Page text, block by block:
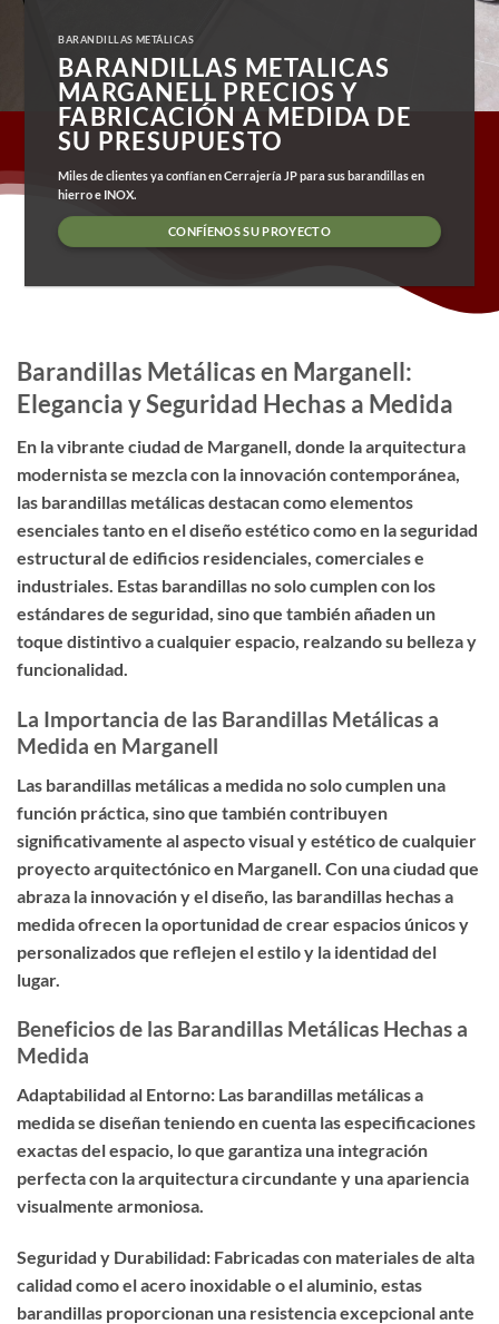
BARANDILLAS METÁLICAS
BARANDILLAS METALICAS
MARGANELL PRECIOS Y
FABRICACIÓN A MEDIDA DE
SU PRESUPUESTO
Miles de clientes ya confían en Cerrajería JP para sus barandillas en
hierro e INOX.
CONFÍENOS SU PROYECTO
Barandillas Metálicas en Marganell:
Elegancia y Seguridad Hechas a Medida
En la vibrante ciudad de Marganell, donde la arquitectura
modernista se mezcla con la innovación contemporánea,
las barandillas metálicas destacan como elementos
esenciales tanto en el diseño estético como en la seguridad
estructural de edificios residenciales, comerciales e
industriales. Estas barandillas no solo cumplen con los
estándares de seguridad, sino que también añaden un
toque distintivo a cualquier espacio, realzando su belleza y
funcionalidad.
La Importancia de las Barandillas Metálicas a
Medida en Marganell
Las barandillas metálicas a medida no solo cumplen una
función práctica, sino que también contribuyen
significativamente al aspecto visual y estético de cualquier
proyecto arquitectónico en Marganell. Con una ciudad que
abraza la innovación y el diseño, las barandillas hechas a
medida ofrecen la oportunidad de crear espacios únicos y
personalizados que reflejen el estilo y la identidad del
lugar.
Beneficios de las Barandillas Metálicas Hechas a
Medida
Adaptabilidad al Entorno: Las barandillas metálicas a
medida se diseñan teniendo en cuenta las especificaciones
exactas del espacio, lo que garantiza una integración
perfecta con la arquitectura circundante y una apariencia
visualmente armoniosa.
Seguridad y Durabilidad: Fabricadas con materiales de alta
calidad como el acero inoxidable o el aluminio, estas
barandillas proporcionan una resistencia excepcional ante